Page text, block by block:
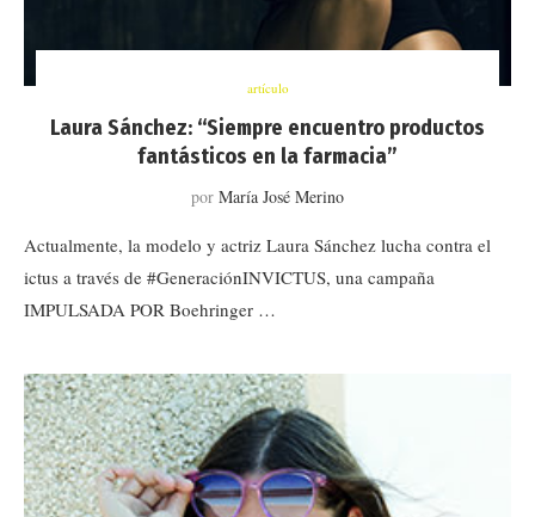
artículo
Laura Sánchez: “Siempre encuentro productos
fantásticos en la farmacia”
por María José Merino
Actualmente, la modelo y actriz Laura Sánchez lucha contra el
ictus a través de #GeneraciónINVICTUS, una campaña
IMPULSADA POR Boehringer …